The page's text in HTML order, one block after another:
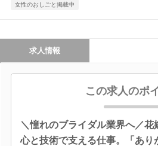
女性のおしごと掲載中
求人情報
この求人のポ
＼憧れのブライダル業界へ／花
心と技術で支える仕事。「あり